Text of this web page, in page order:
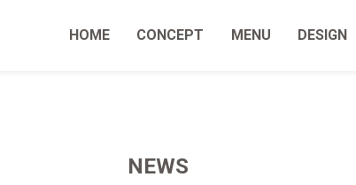
HOME CONCEPT MENU DESIGN
NEWS